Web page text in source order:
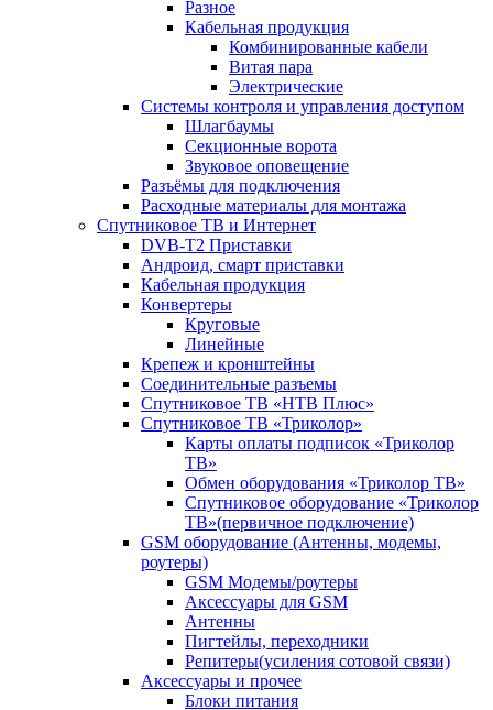
Разное
Кабельная продукция
Комбинированные кабели
Витая пара
Электрические
Системы контроля и управления доступом
Шлагбаумы
Секционные ворота
Звуковое оповещение
Разъёмы для подключения
Расходные материалы для монтажа
Спутниковое ТВ и Интернет
DVB-Т2 Приставки
Андроид, смарт приставки
Кабельная продукция
Конвертеры
Круговые
Линейные
Крепеж и кронштейны
Соединительные разъемы
Спутниковое ТВ «НТВ Плюс»
Спутниковое ТВ «Триколор»
Карты оплаты подписок «Триколор
ТВ»
Обмен оборудования «Триколор ТВ»
Спутниковое оборудование «Триколор
ТВ»(первичное подключение)
GSM оборудование (Антенны, модемы,
роутеры)
GSM Модемы/роутеры
Аксессуары для GSM
Антенны
Пигтейлы, переходники
Репитеры(усиления сотовой связи)
Аксессуары и прочее
Блоки питания